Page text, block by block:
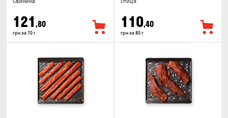
121 ,80
грн за 70 г
110,40
грн за 80 г